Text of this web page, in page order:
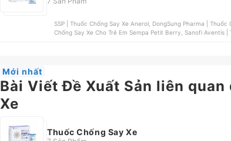
SSP | Thuốc Chống Say Xe Anerol, DongSung Pharma |
Chống Say Xe Cho Trẻ Em Sempa Petit Berry, Sanofi Aventis
Mới nhất
Bài Viết Đề Xuất Sản liên quan
Xe
Thuốc Chống Say Xe